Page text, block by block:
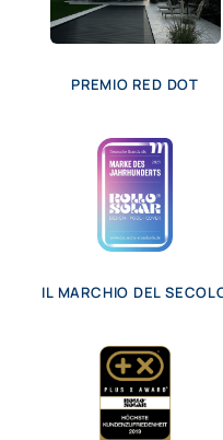
PREMIO RED DOT
IL MARCHIO DEL